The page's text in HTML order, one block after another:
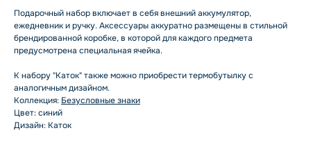
Подарочный набор включает в себя внешний аккумулятор,
ежедневник и ручку. Аксессуары аккуратно размещены в стильной
брендированной коробке, в которой для каждого предмета
предусмотрена специальная ячейка.
К набору "Каток" также можно приобрести термобутылку с
аналогичным дизайном.
Коллекция: Безусловные знаки
Цвет: синий
Дизайн: Каток